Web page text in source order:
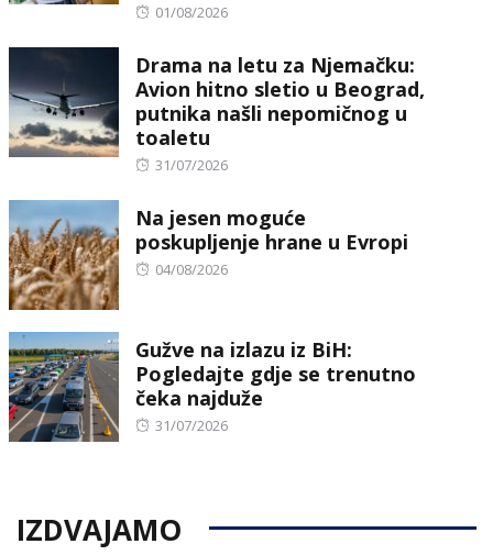
Posted
01/08/2026
Drama na letu za Njemačku:
Avion hitno sletio u Beograd,
putnika našli nepomičnog u
toaletu
Posted
31/07/2026
Na jesen moguće
poskupljenje hrane u Evropi
Posted
04/08/2026
Gužve na izlazu iz BiH:
Pogledajte gdje se trenutno
čeka najduže
Posted
31/07/2026
IZDVAJAMO